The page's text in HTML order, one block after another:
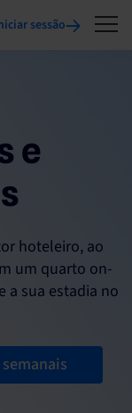
sessão
e
hoteleiro, ao
um quarto on-
a sua estadia no